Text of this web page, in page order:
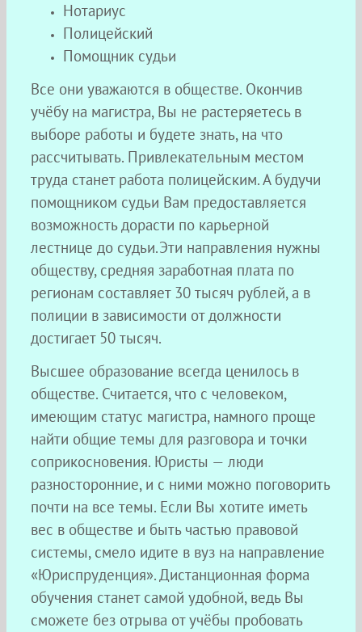
Нотариус
Полицейский
Помощник судьи
Все они уважаются в обществе. Окончив
учёбу на магистра, Вы не растеряетесь в
выборе работы и будете знать, на что
рассчитывать. Привлекательным местом
труда станет работа полицейским. А будучи
помощником судьи Вам предоставляется
возможность дорасти по карьерной
лестнице до судьи.Эти направления нужны
обществу, средняя заработная плата по
регионам составляет 30 тысяч рублей, а в
полиции в зависимости от должности
достигает 50 тысяч.
Высшее образование всегда ценилось в
обществе. Считается, что с человеком,
имеющим статус магистра, намного проще
найти общие темы для разговора и точки
соприкосновения. Юристы — люди
разносторонние, и с ними можно поговорить
почти на все темы. Если Вы хотите иметь
вес в обществе и быть частью правовой
системы, смело идите в вуз на направление
«Юриспруденция». Дистанционная форма
обучения станет самой удобной, ведь Вы
сможете без отрыва от учёбы пробовать